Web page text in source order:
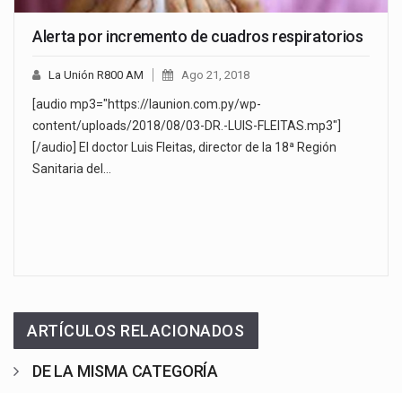
Alerta por incremento de cuadros respiratorios
La Unión R800 AM Ago 21, 2018
[audio mp3="https://launion.com.py/wp-
content/uploads/2018/08/03-DR.-LUIS-FLEITAS.mp3"]
[/audio] El doctor Luis Fleitas, director de la 18ª Región
Sanitaria del…
ARTÍCULOS RELACIONADOS
DE LA MISMA CATEGORÍA